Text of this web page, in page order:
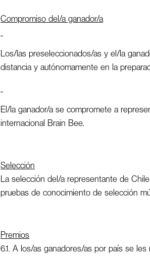
Compromiso del/a ganador/a
Los/las preseleccionados/as y el/la
distancia y autónomamente en la
El/la ganador/a se compromete a
internacional Brain Bee.
Selección
La selección del/a representante de
pruebas de conocimiento de selección
Premios
6.1. A los/as ganadores/as por país se